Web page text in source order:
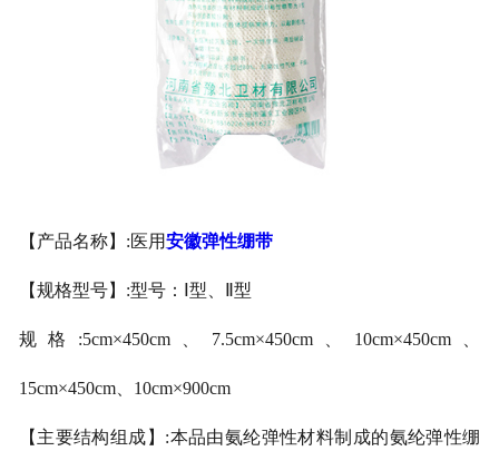
安徽医用包类
安徽医用手套
安徽医用鞋套
安徽其他卫材
【产品名称】:医用安徽弹性绷带
【规格型号】:型号：Ⅰ型、Ⅱ型
规格:5cm×450cm、7.5cm×450cm、10cm×450cm、
15cm×450cm、 10cm×900cm
【主要结构组成】:本品由氨纶弹性材料制成的氨纶弹性绷